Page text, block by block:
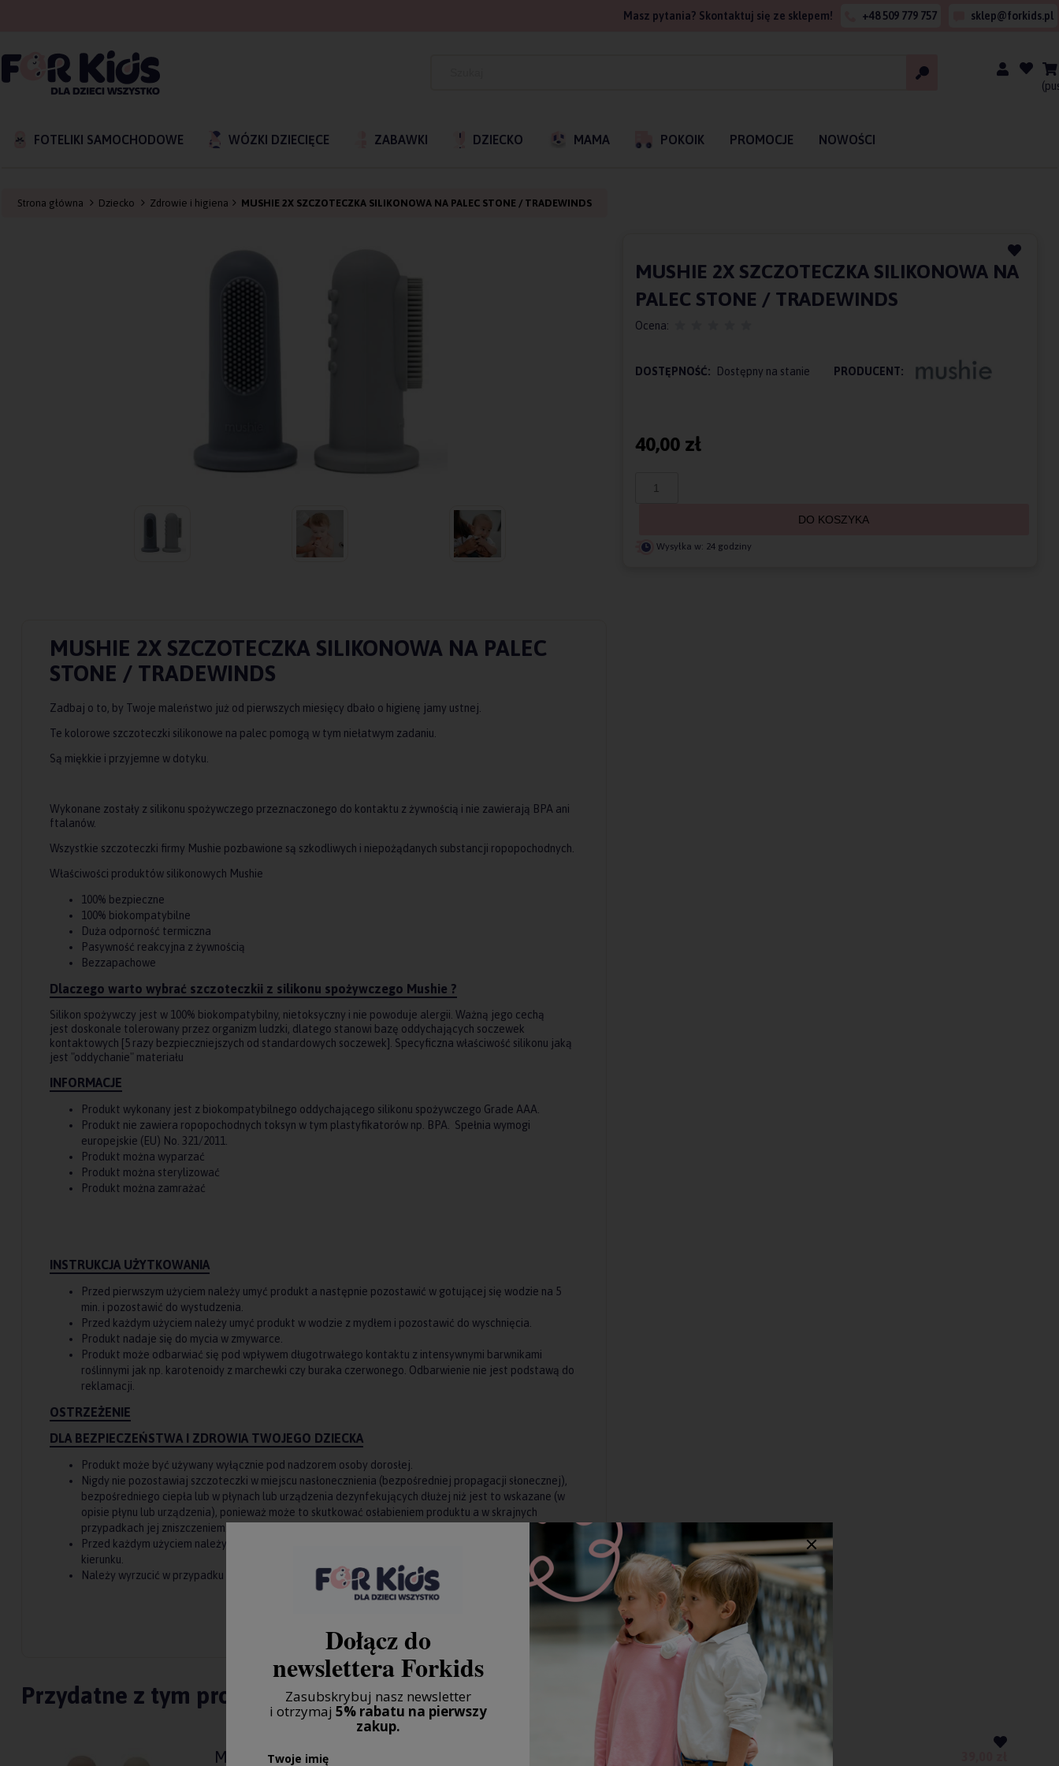
Masz pytania? Skontaktuj się ze sklepem! +48 509 779 757 sklep@forkids.pl
FOTELIKI SAMOCHODOWE WÓZKI DZIECIĘCE ZABAWKI DZIECKO MAMA POKOIK PROMOCJE NOWOŚCI
Strona główna Dziecko Zdrowie i higiena MUSHIE 2X SZCZOTECZKA SILIKONOWA NA PALEC STONE / TRADEWINDS
MUSHIE 2X SZCZOTECZKA SILIKONOWA NA PALEC
STONE / TRADEWINDS
Zadbaj o to, by Twoje maleństwo już od pierwszych miesięcy dbało o higienę jamy ustnej.
Te kolorowe szczoteczki silikonowe na palec pomogą w tym niełatwym zadaniu.
Są miękkie i przyjemne w dotyku.
Wykonane zostały z silikonu spożywczego przeznaczonego do kontaktu z żywnością i nie zawierają BPA ani
ftalanów.
Wszystkie szczoteczki firmy Mushie pozbawione są szkodliwych i niepożądanych substancji ropopochodnych.
Właściwości produktów silikonowych Mushie
100% bezpieczne
100% biokompatybilne
Duża odporność termiczna
Pasywność reakcyjna z żywnością
Bezzapachowe
Dlaczego warto wybrać szczoteczkii z silikonu spożywczego Mushie ?
Silikon spożywczy jest w 100% biokompatybilny, nietoksyczny i nie powoduje alergii. Ważną jego cechą
jest doskonale tolerowany przez organizm ludzki, dlatego stanowi bazę oddychających soczewek
kontaktowych [5 razy bezpieczniejszych od standardowych soczewek]. Specyficzna właściwość silikonu jaką
jest "oddychanie" materiału
INFORMACJE
Produkt wykonany jest z biokompatybilnego oddychającego silikonu spożywczego Grade AAA.
Produkt nie zawiera ropopochodnych toksyn w tym plastyfikatorów np. BPA. Spełnia wymogi
europejskie (EU) No. 321/2011.
Produkt można wyparzać
Produkt można sterylizować
Produkt można zamrażać
INSTRUKCJA UŻYTKOWANIA
Przed pierwszym użyciem należy umyć produkt a następnie pozostawić w gotującej się wodzie na 5
min. i pozostawić do wystudzenia.
Przed każdym użyciem należy umyć produkt w wodzie z mydłem i pozostawić do wyschnięcia.
Produkt nadaje się do mycia w zmywarce.
Produkt może odbarwiać się pod wpływem długotrwałego kontaktu z intensywnymi barwnikami
roślinnymi jak np. karotenoidy z marchewki czy buraka czerwonego. Odbarwienie nie jest podstawą do
reklamacji.
OSTRZEŻENIE
DLA BEZPIECZEŃSTWA I ZDROWIA TWOJEGO DZIECKA
Produkt może być używany wyłącznie pod nadzorem osoby dorosłej.
Nigdy nie pozostawiaj szczoteczki w miejscu nasłonecznienia (bezpośredniej propagacji słonecznej),
bezpośredniego ciepła lub w płynach lub urządzenia dezynfekujących dłużej niż jest to wskazane (w
opisie płynu lub urządzenia), ponieważ może to skutkować osłabieniem produktu a w skrajnych
przypadkach jej zniszczeniem.
Przed każdym użyciem należy sprawdzić stan produktu przekrzywiając ją w każdym możliwym
kierunku.
Należy wyrzucić w przypadku jakichkolwiek oznak uszkodzenia lub osłabienia materiału.
MUSHIE 2X SZCZOTECZKA SILIKONOWA NA
PALEC STONE / TRADEWINDS
Ocena:
DOSTĘPNOŚĆ: Dostępny na stanie PRODUCENT:
40,00 zł
DO KOSZYKA
Wysyłka w: 24 godziny
Przydatne z tym produktem
MUSHIE 2X SZCZOTECZKA SILIKONOWA NA PALEC BLUSH / SAND
Dołącz do
newslettera Forkids
Zasubskrybuj nasz newsletter
i otrzymaj 5% rabatu na pierwszy
zakup.
Twoje imię